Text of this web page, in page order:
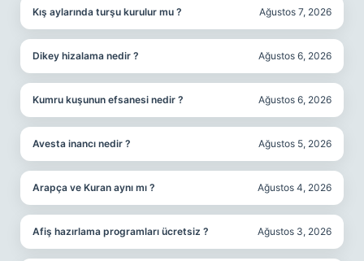
Kış aylarında turşu kurulur mu ? Ağustos 7, 2026
Dikey hizalama nedir ? Ağustos 6, 2026
Kumru kuşunun efsanesi nedir ? Ağustos 6, 2026
Avesta inancı nedir ? Ağustos 5, 2026
Arapça ve Kuran aynı mı ? Ağustos 4, 2026
Afiş hazırlama programları ücretsiz ? Ağustos 3, 2026